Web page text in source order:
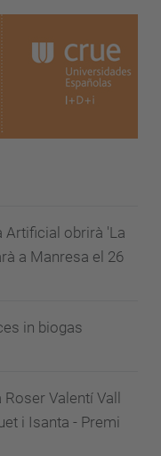
Artificial obrirà 'La
a Manresa el 26
in biogas
Valentí Vall
i Isanta - Premi